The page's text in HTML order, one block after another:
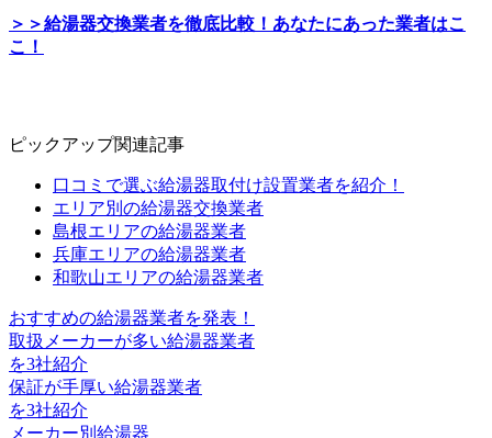
＞＞給湯器交換業者を徹底比較！あなたにあった業者はこ
こ！
ピックアップ関連記事
口コミで選ぶ給湯器取付け設置業者を紹介！
エリア別の給湯器交換業者
島根エリアの給湯器業者
兵庫エリアの給湯器業者
和歌山エリアの給湯器業者
おすすめの給湯器業者を発表！
取扱メーカーが多い給湯器業者
を3社紹介
保証が手厚い給湯器業者
を3社紹介
メーカー別給湯器